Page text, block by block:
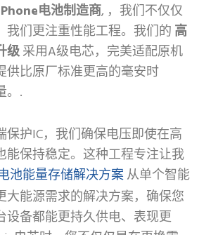
电池制造商, ，我们不仅仅
我们更注重性能工程。我们的 高
级采用A级电芯，完美适配原机
供比原厂标准更高的毫安时
。.
保护IC，我们确保电压即使在高
能保持稳定。这种工程专注让我
池能量存储解决方案从单个智能
大能源需求的解决方案，确保您
设备都能更持久供电、表现更